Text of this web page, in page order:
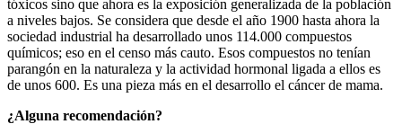
tóxicos sino que ahora es la exposición generalizada de la población
a niveles bajos. Se considera que desde el año 1900 hasta ahora la
sociedad industrial ha desarrollado unos 114.000 compuestos
químicos; eso en el censo más cauto. Esos compuestos no tenían
parangón en la naturaleza y la actividad hormonal ligada a ellos es
de unos 600. Es una pieza más en el desarrollo el cáncer de mama.
¿Alguna recomendación?